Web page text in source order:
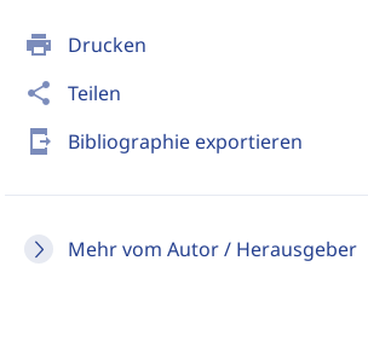
print Drucken
share Teilen
send_to_mobile Bibliographie exportieren
Mehr vom Autor / Herausgeber